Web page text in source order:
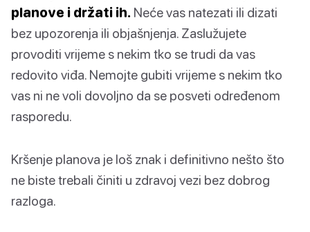
planove i držati ih. Neće vas natezati ili dizati
bez upozorenja ili objašnjenja. Zaslužujete
provoditi vrijeme s nekim tko se trudi da vas
redovito viđa. Nemojte gubiti vrijeme s nekim tko
vas ni ne voli dovoljno da se posveti određenom
rasporedu.
Kršenje planova je loš znak i definitivno nešto što
ne biste trebali činiti u zdravoj vezi bez dobrog
razloga.